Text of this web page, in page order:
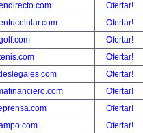
Ofertar!
Ofertar!
Ofertar!
Ofertar!
Ofertar!
Ofertar!
Ofertar!
Ofertar!